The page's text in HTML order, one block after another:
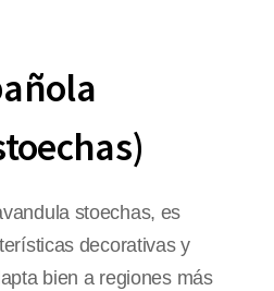
stoechas, es
decorativas y
bien a regiones más